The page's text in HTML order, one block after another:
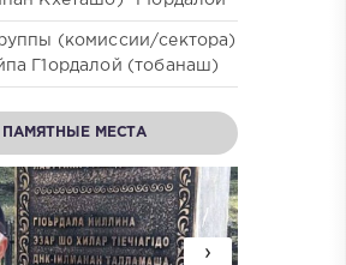
(комиссии/сектора)
Г1ордалой (тобанаш)
ПАМЯТНЫЕ МЕСТА
›